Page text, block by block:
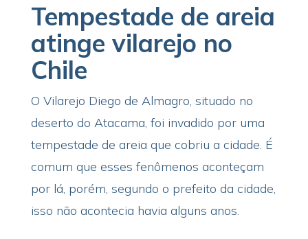
Tempestade de areia
atinge vilarejo no
Chile
O Vilarejo Diego de Almagro, situado no
deserto do Atacama, foi invadido por uma
tempestade de areia que cobriu a cidade. É
comum que esses fenômenos aconteçam
por lá, porém, segundo o prefeito da cidade,
isso não acontecia havia alguns anos.